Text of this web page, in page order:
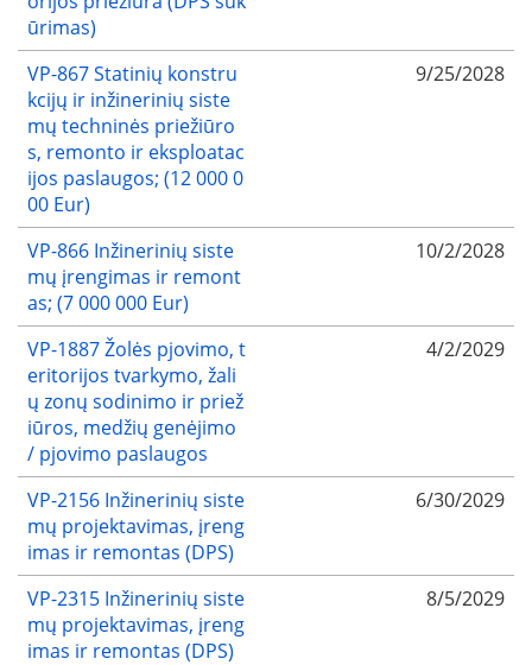
ūrimas)
VP-867 Statinių konstru
kcijų ir inžinerinių siste
mų techninės priežiūro
s, remonto ir eksploatac
ijos paslaugos; (12 000 0
00 Eur)
9/25/2028
VP-866 Inžinerinių siste
mų įrengimas ir remont
as; (7 000 000 Eur)
10/2/2028
VP-1887 Žolės pjovimo, t
eritorijos tvarkymo, žali
ų zonų sodinimo ir priež
iūros, medžių genėjimo
/ pjovimo paslaugos
4/2/2029
VP-2156 Inžinerinių siste
mų projektavimas, įreng
imas ir remontas (DPS)
6/30/2029
VP-2315 Inžinerinių siste
mų projektavimas, įreng
imas ir remontas (DPS)
8/5/2029